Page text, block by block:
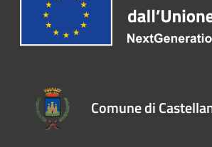
Comune di